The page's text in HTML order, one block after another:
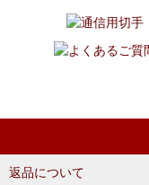
返品について